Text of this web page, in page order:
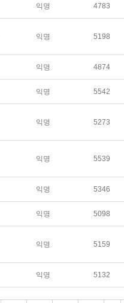
익명 4783
익명 5198
익명 4874
익명 5542
익명 5273
익명 5539
익명 5346
익명 5098
익명 5159
익명 5132